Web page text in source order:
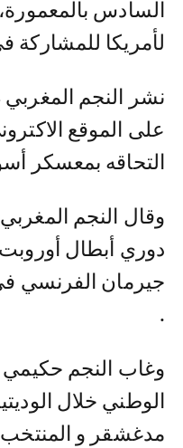
السادس
لأمريكا للمشاركة في
نشر النجم المغربي
على الموقع
التحاقه بمعسكر
وقال النجم
دوري أبطال
جيرمان الفرنسي في
.
وغاب النجم
الوطني خلال
مدغشقر و